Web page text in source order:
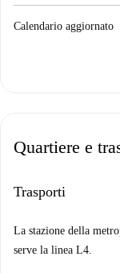
Calendario aggiornato
Quartiere e
Trasporti
La stazione della
serve la linea L4.